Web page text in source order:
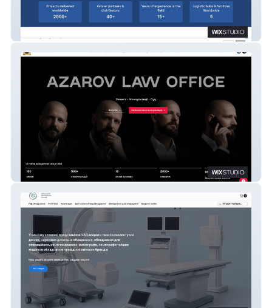
AZAROV LAW OFFICE